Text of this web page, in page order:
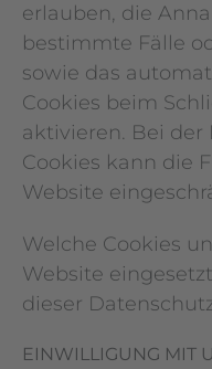
erlauben, die
bestimmte Fälle
sowie das
Cookies beim
aktivieren. Bei
Cookies kann die
Website
Welche Cookies
Website
dieser
EINWILLIGUNG MIT